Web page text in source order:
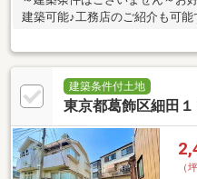
建築可能♪工務店のご紹介も可
内♪・小松南小学校 徒歩5分
保育園 徒歩5分■買い物施設徒
歩4分・セブンイレブン南新小
戸川本一色店 徒歩5分■■■■■
わせは0120-180-344までお気軽
戸店
建築条件付土地
東京都葛飾区細田１
（